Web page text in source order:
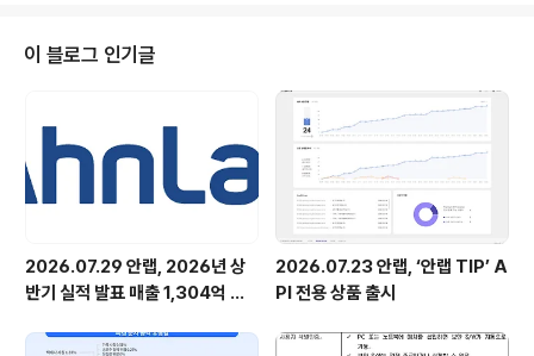
다.... 상무님은 주말에 공지안했다고 또 갈구신다-_-; 흑..총무팔자..불쌍하다..
아무튼 간신히 11명에..준혁이가..7시에 도착한다고해서...
이 블로그 인기글
2026.07.29 안랩, 2026년 상
반기 실적 발표 매출 1,304억 원,
2026.07.23 안랩, ‘안랩 TIP’ A
PI 전용 상품 출시